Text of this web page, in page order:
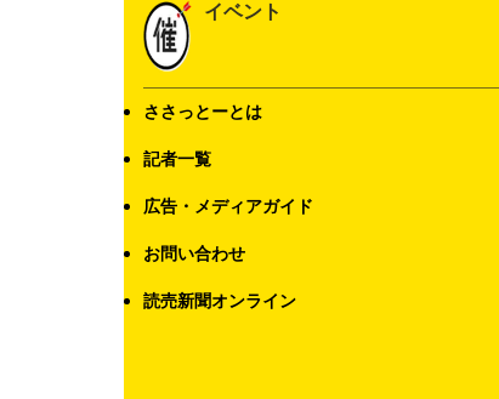
イベント
ささっとーとは
記者一覧
広告・メディアガイド
お問い合わせ
読売新聞オンライン